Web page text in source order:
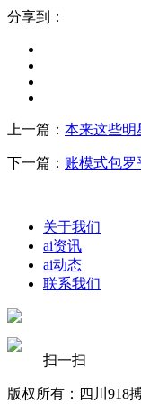
分享到：
上一篇： 本来这些明
下一篇： 账模式包罗
关于我们
ai资讯
ai动态
联系我们
扫一扫
版权所有：四川918